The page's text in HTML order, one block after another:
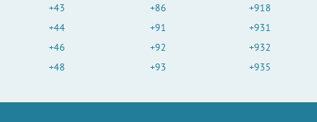
+43
+44
+46
+48
+86
+91
+92
+93
+918
+931
+932
+935